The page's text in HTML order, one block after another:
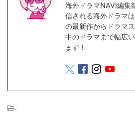
海外ドラマNAVI編集
信される海外ドラマ
の最新作からドラマ
中のドラマまで幅広
ます！
-